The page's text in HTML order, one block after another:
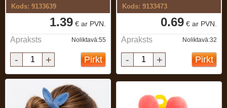
Kods: 9133639
1.39 € ar PVN.
Apraksts Noliktavā:55
- + Pirkt
Kods: 9133473
0.69 € ar PVN.
Apraksts Noliktavā:32
- + Pirkt